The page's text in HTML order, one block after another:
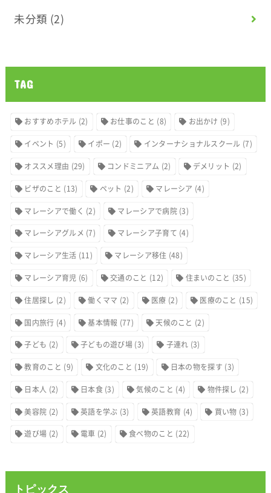
未分類 (2)
TAG
おすすめホテル (2) お仕事のこと (8) お出かけ (9)
イベント (5) イポー (2) インターナショナルスクール (7)
オススメ理由 (29) コンドミニアム (2) デメリット (2)
ビザのこと (13) ペット (2) マレーシア (4)
マレーシアで働く (2) マレーシアで病院(3)
マレーシアグルメ (7) マレーシア子育て (4)
マレーシア生活 (11) マレーシア移住 (48)
マレーシア育児 (6) 交通のこと (12) 住まいのこと (35)
住居探し (2) 働くママ (2) 医療 (2) 医療のこと (15)
国内旅行 (4) 基本情報 (77) 天候のこと (2)
子ども (2) 子どもの遊び場 (3) 子連れ (3)
教育のこと (9) 文化のこと (19) 日本の物を探す (3)
日本人 (2) 日本食(3) 気候のこと (4) 物件探し (2)
美容院 (2) 英語を学ぶ (3) 英語教育 (4) 買い物 (3)
遊び場 (2) 電車 (2) 食べ物のこと (22)
トピックス